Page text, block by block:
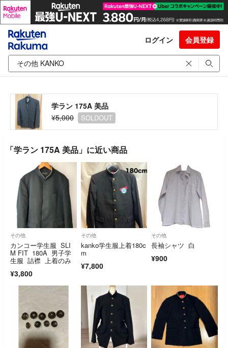
ログイン 会員登録
学ラン 175A 美品
¥5,000
SOLDOUT
「学ラン 175A 美品」に近い商品
その他
カンコー学生服 SLI
M FIT 180A 男子学
生服 詰襟 上着のみ
¥3,800
その他
kanko学生服上着180c
m
¥7,800
その他
長袖シャツ 白
¥900